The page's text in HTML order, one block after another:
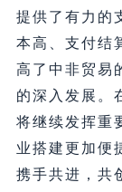
提供了有力的
本高、支付结
高了中非贸易
的深入发展。
将继续发挥重
业搭建更加便
携手共进，共